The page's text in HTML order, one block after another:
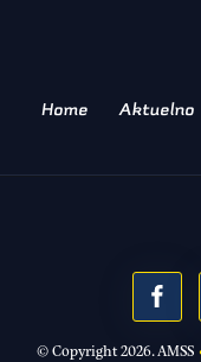
Home Aktuelno
© Copyright2026. AMSS